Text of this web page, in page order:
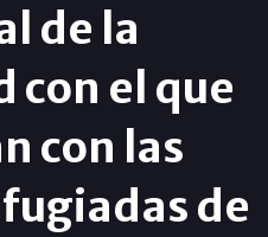
de la
con el que
con las
de